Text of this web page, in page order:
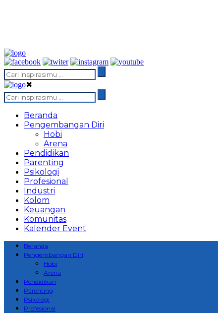
✖
Beranda
Pengembangan Diri
Hobi
Arena
Pendidikan
Parenting
Psikologi
Profesional
Industri
Kolom
Keuangan
Komunitas
Kalender Event
Beranda
Pengembangan Diri
Hobi
Arena
Pendidikan
Parenting
Psikologi
Profesional